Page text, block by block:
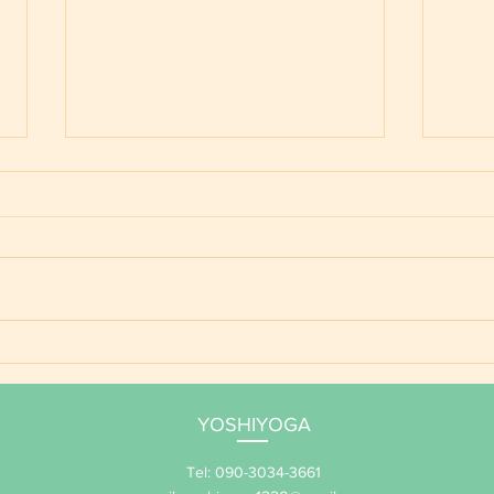
サポート 2026
YOSHIYOGA
Tel: 090-3034-3661